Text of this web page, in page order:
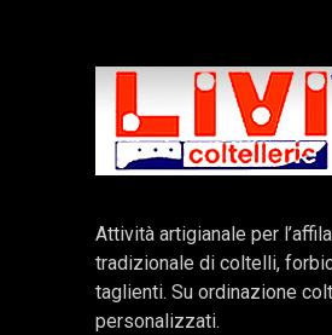
Attività artigianale per
tradizionale di coltelli,
taglienti. Su ordinazione
personalizzati.